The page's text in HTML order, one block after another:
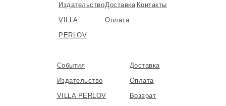
Издательство
VILLA
PERLOV
Доставка
Оплата
Контакты
События
Издательство
VILLA PERLOV
Доставка
Оплата
Возврат